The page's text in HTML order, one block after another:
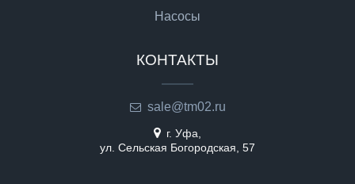
Насосы
КОНТАКТЫ
sale@tm02.ru
г. Уфа,
ул. Сельская Богородская, 57